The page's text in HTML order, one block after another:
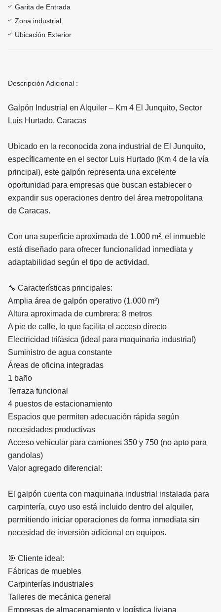
Garita de Entrada
Zona industrial
Ubicación Exterior
Descripción Adicional :
Galpón Industrial en Alquiler – Km 4 El Junquito, Sector
Luis Hurtado, Caracas
Ubicado en la reconocida zona industrial de El Junquito,
específicamente en el sector Luis Hurtado (Km 4 de la vía
principal), este galpón representa una excelente
oportunidad para empresas que buscan establecer o
expandir sus operaciones dentro del área metropolitana
de Caracas.
Con una superficie aproximada de 1.000 m², el inmueble
está diseñado para ofrecer funcionalidad inmediata y
adaptabilidad según el tipo de actividad.
🔧 Características principales:
Amplia área de galpón operativo (1.000 m²)
Altura aproximada de cumbrera: 8 metros
A pie de calle, lo que facilita el acceso directo
Electricidad trifásica (ideal para maquinaria industrial)
Suministro de agua constante
Áreas de oficina integradas
1 baño
Terraza funcional
4 puestos de estacionamiento
Espacios que permiten adecuación rápida según
necesidades productivas
Acceso vehicular para camiones 350 y 750 (no apto para
gandolas)
Valor agregado diferencial:
El galpón cuenta con maquinaria industrial instalada para
carpintería, cuyo uso está incluido dentro del alquiler,
permitiendo iniciar operaciones de forma inmediata sin
necesidad de inversión adicional en equipos.
🎯 Cliente ideal:
Fábricas de muebles
Carpinterías industriales
Talleres de mecánica general
Empresas de almacenamiento y logística liviana